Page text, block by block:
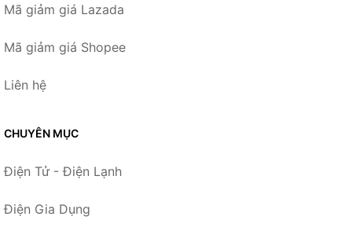
Mã giảm giá Lazada
Mã giảm giá Shopee
Liên hệ
CHUYÊN MỤC
Điện Tử - Điện Lạnh
Điện Gia Dụng